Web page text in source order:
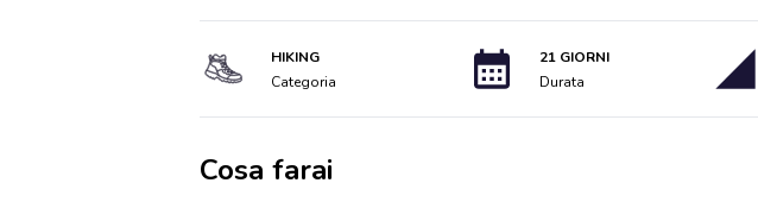
HIKING
Categoria
21 GIORNI
Durata
Cosa farai